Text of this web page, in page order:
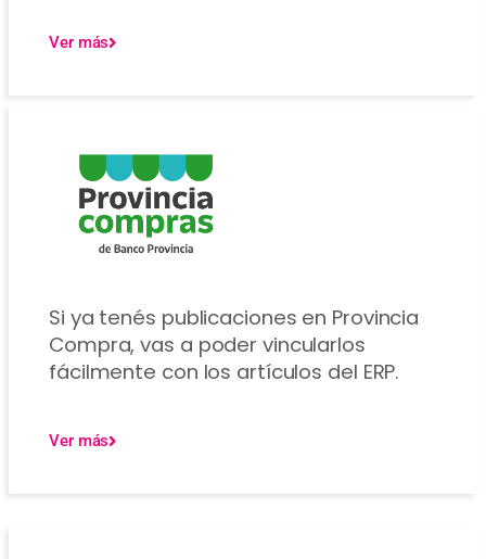
Ver más
Si ya tenés publicaciones en Provincia
Compra, vas a poder vincularlos
fácilmente con los artículos del ERP.
Ver más